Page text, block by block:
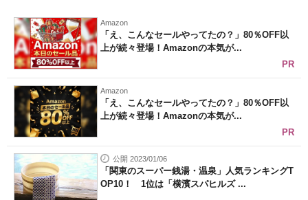
Amazon
「え、こんなセールやってたの？」80％OFF以
上が続々登場！Amazonの本気が...
PR
Amazon
「え、こんなセールやってたの？」80％OFF以
上が続々登場！Amazonの本気が...
PR
公開 2023/01/06
「関東のスーパー銭湯・温泉」人気ランキングT
OP10！ 1位は「横濱スパヒルズ ...